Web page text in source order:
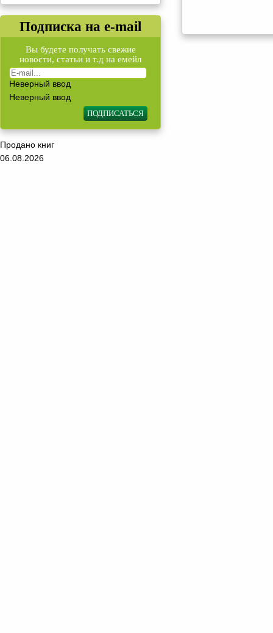
Подписка на e-mail
Вы будете получать свежие
новости, статьи и т.д на емейл
Неверный ввод
Неверный ввод
Продано книг
06.08.2026